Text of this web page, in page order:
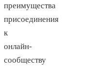
преимущества
присоединения
к
онлайн-
сообществу